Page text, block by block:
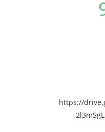
https://